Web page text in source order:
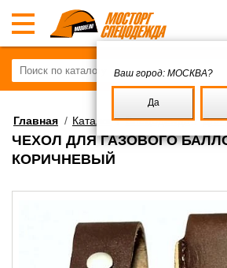
Ваш город: МОСКВА?
Да
Главная / Каталог/Спецодежда/Для
ЧЕХОЛ ДЛЯ ГАЗОВОГО
КОРИЧНЕВЫЙ